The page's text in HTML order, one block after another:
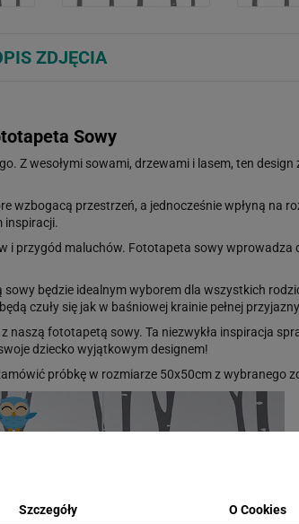
ZDJĘCIA
Sowy
Z wesołymi sowami, drzewami i lasem, ten
wzbogacą przestrzeń, a jednocześnie wpłyną na
inspiracji.
i przygód maluchów. Fototapeta sowy
będzie idealnym wyborem dla wszystkich
czuły się jak w baśniowej krainie pełnej
naszą fototapetą sowy. Ta niezwykła inspiracja
dziecko wyjątkowym designem!
próbkę w rozmiarze 50x50cm z wybranego
Szczegóły O Cookies